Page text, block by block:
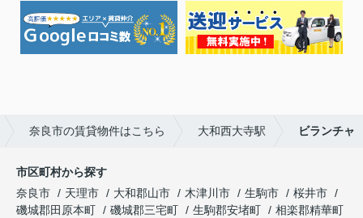
奈良市の賃貸物件はこちら 大和西大寺駅 ビランチャ
市区町村から探す
奈良市
天理市 大和郡山市 木津川市 生駒市
桜井市
磯城郡田原本町
磯城郡三宅町 生駒郡安堵町
相楽郡精華町